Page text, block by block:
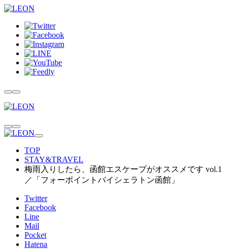
TOP
STAY&TRAVEL
梅雨入りしたら、函館エスケープがオススメです vol.1
／「フォーポイントバイシェラトン函館」
Twitter
Facebook
Line
Mail
Pocket
Hatena